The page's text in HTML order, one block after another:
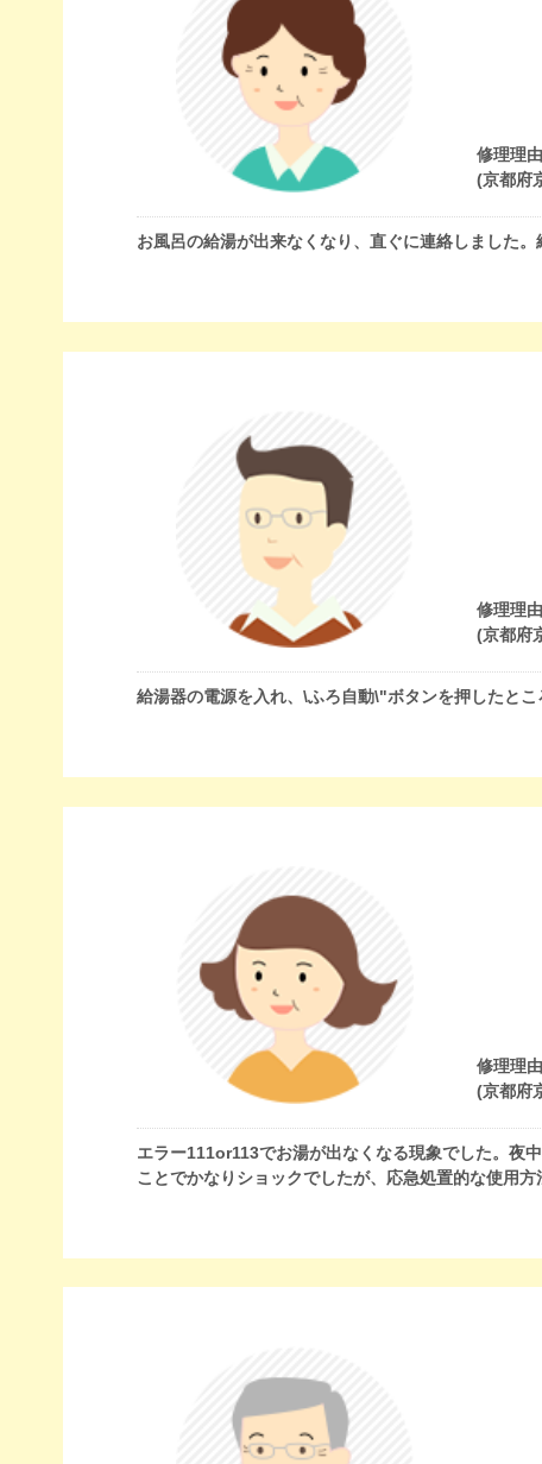
修理理
(京都府
お風呂の給湯が出来なくなり、直ぐに連絡しました
修理理由
(京都府
給湯器の電源を入れ、\ふろ自動\"ボタンを押したと
修理理由
(京都府
エラー111or113でお湯が出なくなる現象でした。夜
ことでかなりショックでしたが、応急処置的な使用